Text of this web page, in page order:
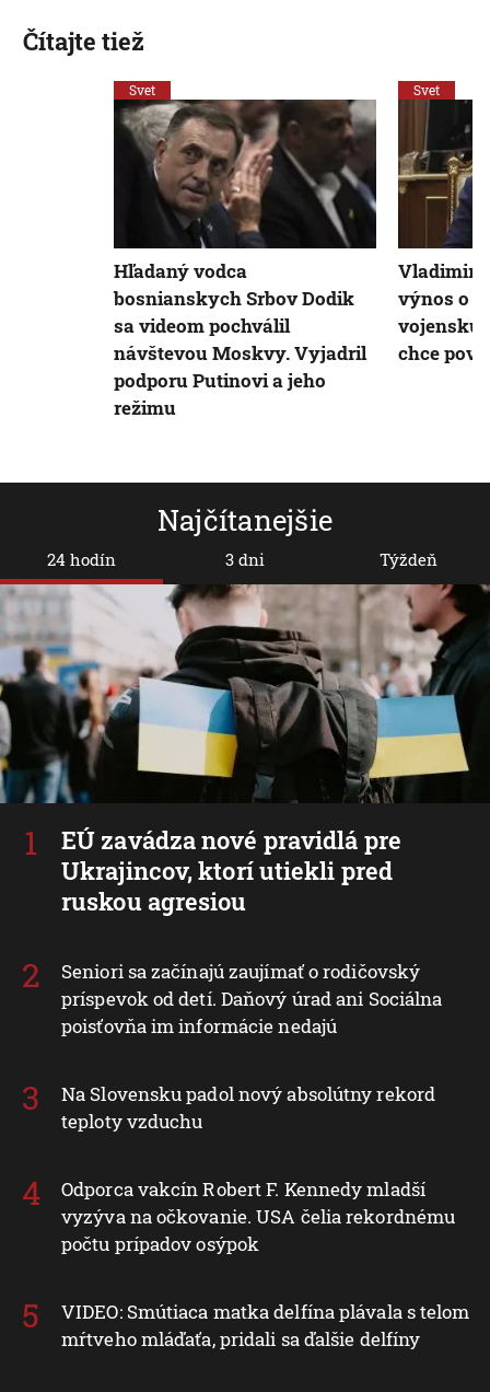
Najčítanejšie
24 hodín
EÚ zavádza nové pravidlá pre
Ukrajincov, ktorí utiekli pred
ruskou agresiou
Seniori sa začínajú zaujímať o rodičovský
príspevok od detí. Daňový úrad ani Sociálna
poisťovňa im informácie nedajú
Na Slovensku padol nový absolútny rekord
teploty vzduchu
Odporca vakcín Robert F. Kennedy mladší
vyzýva na očkovanie. USA čelia rekordnému
počtu prípadov osýpok
VIDEO: Smútiaca matka delfína plávala s telom
mŕtveho mláďaťa, pridali sa ďalšie delfíny
3 dni Týždeň
Čítajte tiež
Svet
Hľadaný vodca
bosnianskych Srbov Dodik
sa videom pochválil
návštevou Moskvy. Vyjadril
podporu Putinovi a jeho
režimu
Svet
Vladimir
výnos o
vojenskú
chce